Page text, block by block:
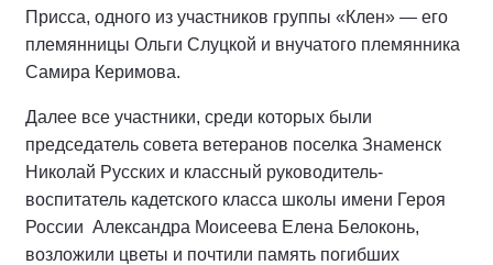
Присса, одного из участников группы «Клен» — его
племянницы Ольги Слуцкой и внучатого племянника
Самира Керимова.
Далее все участники, среди которых были
председатель совета ветеранов поселка Знаменск
Николай Русских и классный руководитель-
воспитатель кадетского класса школы имени Героя
России Александра Моисеева Елена Белоконь,
возложили цветы и почтили память погибших